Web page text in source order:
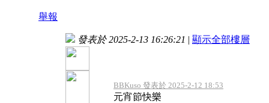
舉報
發表於 2025-2-13 16:26:21 | 顯示全部樓層
BBKuso 發表於 2025-2-12 18:53
元宵節快樂